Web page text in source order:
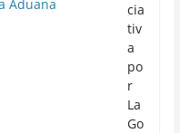
cia
tiv
a
po
r
La
Go